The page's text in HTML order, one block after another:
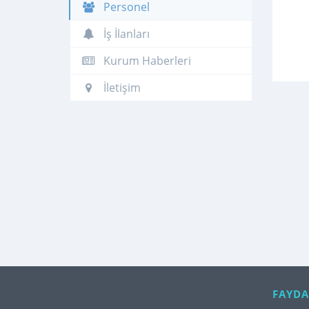
Personel
İş İlanları
Kurum Haberleri
İletişim